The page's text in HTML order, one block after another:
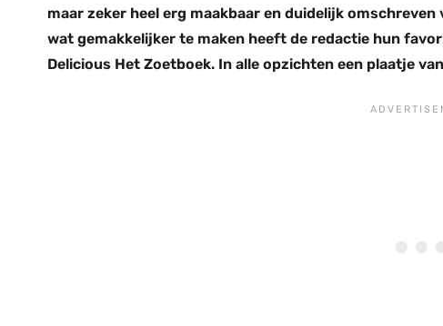
maar zeker heel erg maakbaar en duidelijk
wat gemakkelijker te maken heeft de redactie hun
Delicious Het Zoetboek. In alle opzichten een plaatje